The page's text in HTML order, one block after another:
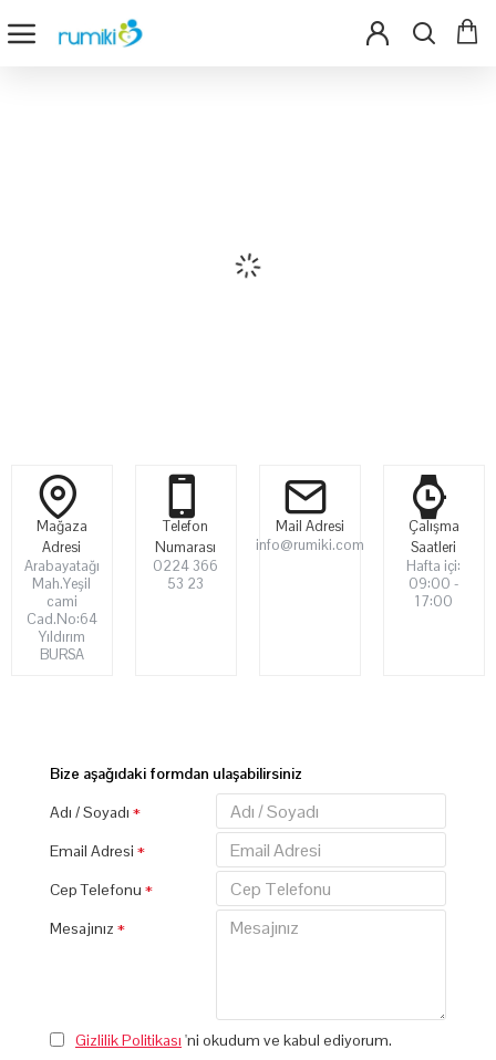
Mağaza
Adresi
Arabayatağı
Mah.Yeşil
cami
Cad.No:64
Yıldırım
BURSA
Telefon
Numarası
0224 366
53 23
Mail Adresi
info@rumiki.com
Çalışma
Saatleri
Hafta içi:
09:00 -
17:00
Bize aşağıdaki formdan ulaşabilirsiniz
Adı / Soyadı
Email Adresi
Cep Telefonu
Mesajınız
Gizlilik Politikası 'ni okudum ve kabul ediyorum.